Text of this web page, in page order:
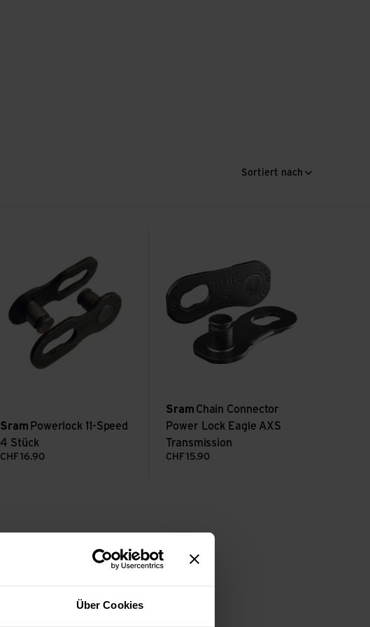
Über Cookies
Sortiert nach
Sram Powerlock 11-Speed
4 Stück
CHF 16.90
Sram Chain Connector
Power Lock Eagle AXS
Transmission
CHF 15.90